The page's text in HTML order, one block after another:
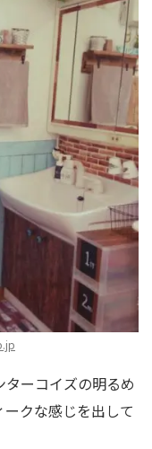
ターコイズの明るめ
クな感じを出して